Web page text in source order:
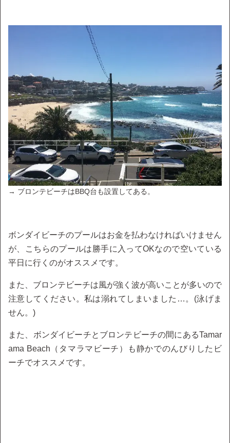
→ ブロンテビーチはBBQ台も設置してある。
ボンダイビーチのプールはお金を払わなければいけません
が、こちらのプールは勝手に入ってOKなので空いている
平日に行くのがオススメです。
また、ブロンテビーチは風が強く波が高いことが多いので
注意してください。私は溺れてしまいました…。(泳げま
せん。)
また、ボンダイビーチとブロンテビーチの間にあるTamar
ama Beach（タマラマビーチ）も静かでのんびりしたビ
ーチでオススメです。